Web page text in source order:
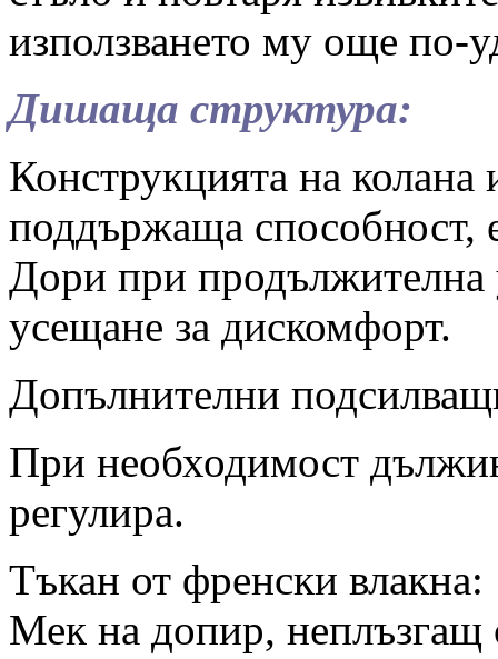
използването му още по-
Дишаща структура:
Конструкцията на колана
поддържаща способност,
Дори при продължителна
усещане за дискомфорт.
Допълнителни
При необходимост
регулира.
Тъкан от френски влакна:
Мек на допир, неплъзгащ